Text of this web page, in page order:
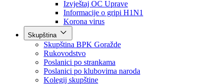
Obavještenja Vlade
Izvještajno prognozna služba Ministarstva privrede
Izvještaj o radu
Izvještaj OC Uprave
Informacije o gripi H1N1
Korona virus
Skupština
Skupština BPK Goražde
Rukovodstvo